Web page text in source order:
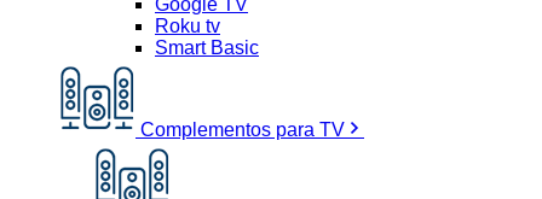
Roku tv
Smart Basic
Complementos para TV